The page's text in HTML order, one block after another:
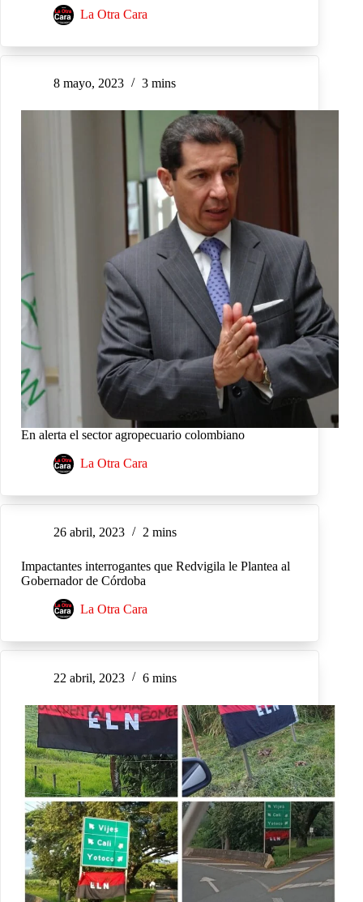
La Otra Cara
8 mayo, 2023 3 mins
En alerta el sector agropecuario colombiano
La Otra Cara
26 abril, 2023 2 mins
Impactantes interrogantes que Redvigila le Plantea al
Gobernador de Córdoba
La Otra Cara
22 abril, 2023 6 mins